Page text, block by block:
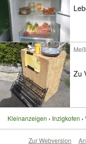
Zu
Kleinanzeigen Inzigkofen
Zur Webversion